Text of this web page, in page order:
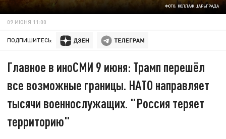
ФОТО: КОЛЛАЖ ЦАРЬГРАДА
09 ИЮНЯ 11:00
ПОДПИШИТЕСЬ:
Главное в иноСМИ 9 июня: Трамп перешёл
все возможные границы. НАТО направляет
тысячи военнослужащих. "Россия теряет
территорию"